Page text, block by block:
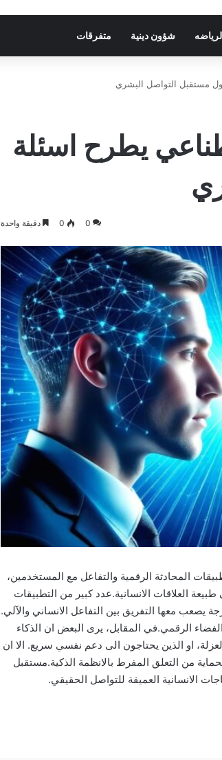
شؤون دينية متفرقات
مستقبل التواصل البشري
يطرح اسئلة
0
0 دقيقة واحدة
المحادثة الرقمية والتفاعل مع المستخدمين،
العلاقات الانسانية.عدد كبير من التطبيقات
يصعب معها التفريق بين التفاعل الانساني والآلي.
الرقمي.في المقابل، يرى البعض ان الذكاء
او الذين يحتاجون الى دعم نفسي سريع. الا ان
من التعلق المفرط بالانظمة الذكية.مستقبل
الانسانية العميقة للتواصل الحقيقي.